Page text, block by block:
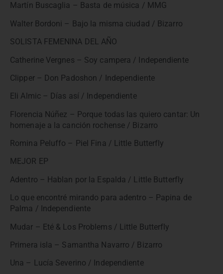
Martín Buscaglia – Basta de música / MMG
Walter Bordoni – Bajo la misma ciudad / Bizarro
SOLISTA FEMENINA DEL AÑO
Catherine Vergnes – Soy campera / Independiente
Clipper – Don Padoshon / Independiente
Eli Almic – Días así / Independiente
Florencia Núñez – Porque todas las quiero cantar: Un
homenaje a la canción rochense / Bizarro
Romina Peluffo – Piel Fina / Little Butterfly
MEJOR EP
Adentro – Hablan por la Espalda / Little Butterfly
Lo que encontré mirando para adentro – Papina de
Palma / Independiente
Mudar – Eté & Los Problems / Little Butterfly
Primera isla – Samantha Navarro / Bizarro
Una – Lucía Severino / Independiente